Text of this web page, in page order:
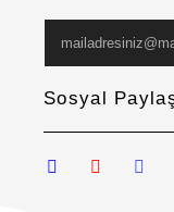
Sosyal